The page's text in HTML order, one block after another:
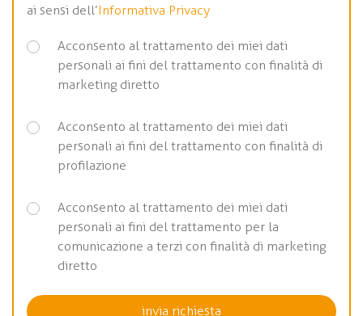
ai sensi dell’Informativa Privacy
Acconsento al trattamento dei miei dati
personali ai fini del trattamento con finalità di
marketing diretto
Acconsento al trattamento dei miei dati
personali ai fini del trattamento con finalità di
profilazione
Acconsento al trattamento dei miei dati
personali ai fini del trattamento per la
comunicazione a terzi con finalità di marketing
diretto